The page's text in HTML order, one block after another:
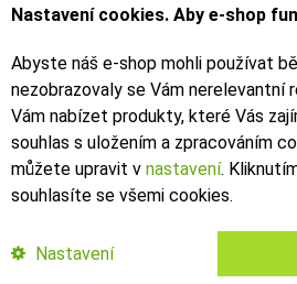
Obchodní podmínky
Bezpečné on-line platby dodává ComGate
Nastavení cookies. Aby e-shop
Abyste náš e-shop mohli používat
nezobrazovaly se Vám nerelevantní
Vám nabízet produkty, které Vás
souhlas s uložením a zpracováním
můžete upravit v nastavení.
souhlasíte se všemi cookies.
Nastavení